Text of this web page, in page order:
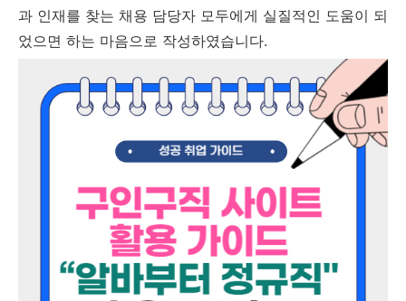
과 인재를 찾는 채용 담당자 모두에게 실질적인 도움이 되
었으면 하는 마음으로 작성하였습니다.